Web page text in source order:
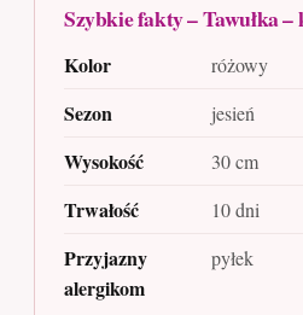
Szybkie fakty – Tawułka –
Kolor różowy
Sezon jesień
Wysokość 30 cm
Trwałość 10 dni
Przyjazny
alergikom
pyłek